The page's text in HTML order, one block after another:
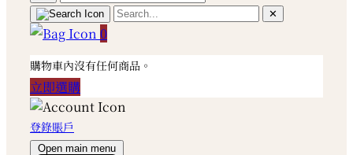
✕
0
購物車內沒有任何商品。
立即選購
登錄賬戶
Open main menu